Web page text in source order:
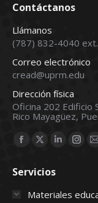
Contáctanos
Llámanos
(787) 832-4040
Correo electrónico
cread@uprm.edu
Dirección física
Oficina 202 Edificio
Rico Mayagüez,
Find us on:
Facebook
opens
X
opens
in
Linkedin
in
in
Servicios
Materiales